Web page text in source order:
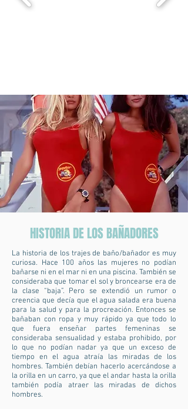
HISTORIA DE LOS BAÑADORES
La historia de los trajes de baño/bañador es muy
curiosa. Hace 100 años las mujeres no podían
bañarse ni en el mar ni en una piscina. También se
consideraba que tomar el sol y broncearse era de
la clase “baja”. Pero se extendió un rumor o
creencia que decía que el agua salada era buena
para la salud y para la procreación. Entonces se
bañaban con ropa y muy rápido ya que todo lo
que fuera enseñar partes femeninas se
consideraba sensualidad y estaba prohibido, por
lo que no podían nadar ya que un exceso de
tiempo en el agua atraía las miradas de los
hombres. También debían hacerlo acercándose a
la orilla en un carro, ya que el andar hasta la orilla
también podía atraer las miradas de dichos
hombres.